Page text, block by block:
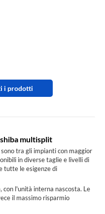
i prodotti
multisplit
sono tra gli impianti con maggior
in diverse taglie e livelli di
tutte le esigenze di
con l'unità interna nascosta. Le
il massimo risparmio